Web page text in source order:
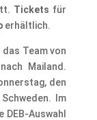
Tickets für
erhältlich.
Team von
Mailand.
den
Im
Auswahl